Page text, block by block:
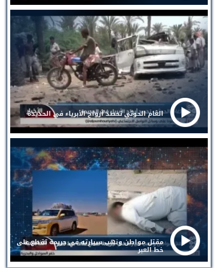
الغام الحوثي تحصد أرواح الأبرياء في الحديدة
مقتل مواطن ونهب سيارته في جريمة تقطع على
خط العبر